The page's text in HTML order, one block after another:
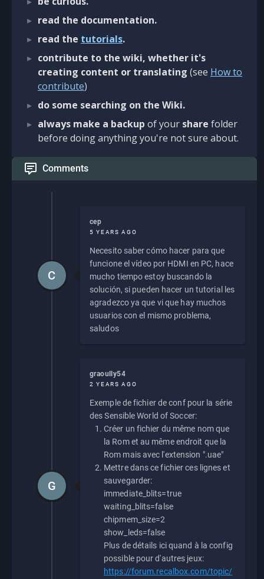
read the documentation.
read the tutorials.
contribute to the wiki, whether it's
creating content or translating (see How to
contribute)
do some searching on the Wiki.
always make a backup of your share folder
before doing anything you're not sure about.
Comments
cep
5 YEARS AGO
Necesito saber cómo hacer para que
funcione el vídeo por HDMI en PC, hace
mucho tiempo estoy buscando la
solución, si pueden hacer un tutorial les
agradezco ya que vi que hay muchos
usuarios con el mismo problema,
saludos
C
graoully54
2 YEARS AGO
Exemple de fichier de conf pour la série
des Sensible World of Soccer:
Créer un fichier du même nom que
la Rom et au même endroit que la
Rom mais avec l'extension ".uae"
Mettre dans ce fichier ces lignes et
sauvegarder:
immediate_blits=true
waiting_blits=false
chipmem_size=2
show_leds=false
Plus de détails ici quand à la config
possible pour d'autres jeux:
https://forum.recalbox.com/topic/
G